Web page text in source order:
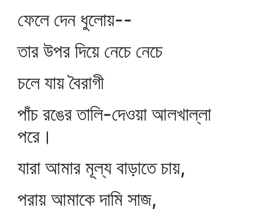
ফেলে দেন ধুলোয়--
তার উপর দিয়ে নেচে নেচে
চলে যায় বৈরাগী
পাঁচ রঙের তালি-দেওয়া আলখাল্লা
পরে।
যারা আমার মূল্য বাড়াতে চায়,
পরায় আমাকে দামি সাজ,